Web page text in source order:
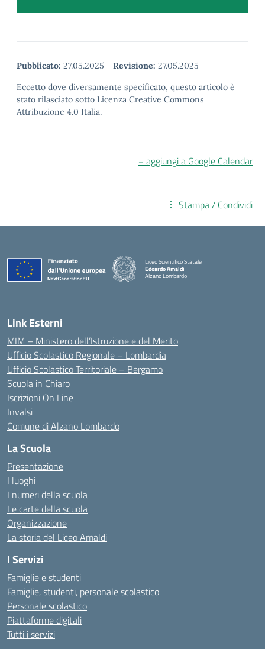
Pubblicato: 27.05.2025 - Revisione: 27.05.2025
Eccetto dove diversamente specificato, questo articolo è
stato rilasciato sotto Licenza Creative Commons
Attribuzione 4.0 Italia.
+ aggiungi a Google Calendar
Stampa / Condividi
Liceo Scientifico Statale
Edoardo Amaldi
Alzano Lombardo
Link Esterni
MIM – Ministero dell’Istruzione e del Merito
Ufficio Scolastico Regionale – Lombardia
Ufficio Scolastico Territoriale – Bergamo
Scuola in Chiaro
Iscrizioni On Line
Invalsi
Comune di Alzano Lombardo
La Scuola
Presentazione
I luoghi
I numeri della scuola
Le carte della scuola
Organizzazione
La storia del Liceo Amaldi
I Servizi
Famiglie e studenti
Famiglie, studenti, personale scolastico
Personale scolastico
Piattaforme digitali
Tutti i servizi